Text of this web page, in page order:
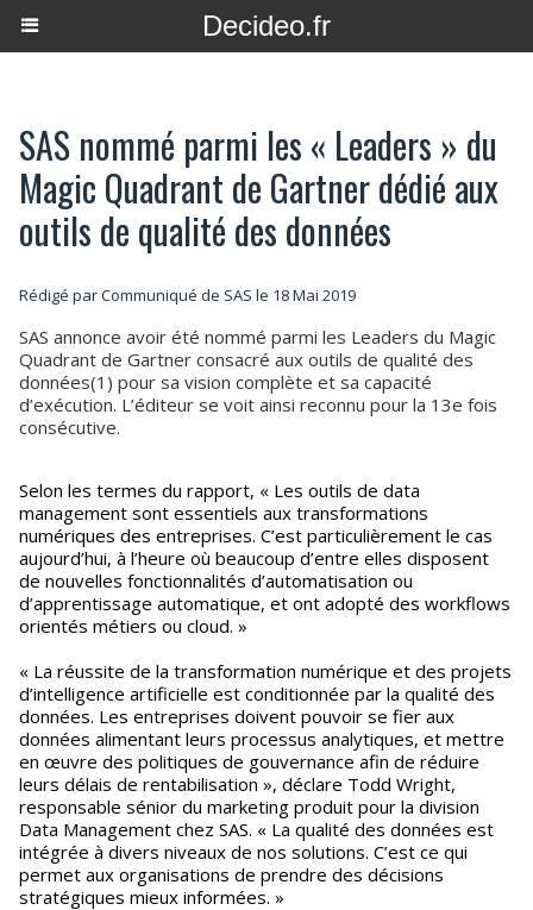
Decideo.fr
SAS nommé parmi les « Leaders » du
Magic Quadrant de Gartner dédié aux
outils de qualité des données
Rédigé par Communiqué de SAS le 18 Mai 2019
SAS annonce avoir été nommé parmi les Leaders du Magic
Quadrant de Gartner consacré aux outils de qualité des
données(1) pour sa vision complète et sa capacité
d’exécution. L’éditeur se voit ainsi reconnu pour la 13e fois
consécutive.
Selon les termes du rapport, « Les outils de data
management sont essentiels aux transformations
numériques des entreprises. C’est particulièrement le cas
aujourd’hui, à l’heure où beaucoup d’entre elles disposent
de nouvelles fonctionnalités d’automatisation ou
d’apprentissage automatique, et ont adopté des workflows
orientés métiers ou cloud. »
« La réussite de la transformation numérique et des projets
d’intelligence artificielle est conditionnée par la qualité des
données. Les entreprises doivent pouvoir se fier aux
données alimentant leurs processus analytiques, et mettre
en œuvre des politiques de gouvernance afin de réduire
leurs délais de rentabilisation », déclare Todd Wright,
responsable sénior du marketing produit pour la division
Data Management chez SAS. « La qualité des données est
intégrée à divers niveaux de nos solutions. C’est ce qui
permet aux organisations de prendre des décisions
stratégiques mieux informées. »